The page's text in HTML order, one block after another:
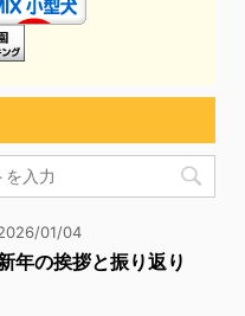
01/04
年の挨拶と振り返り